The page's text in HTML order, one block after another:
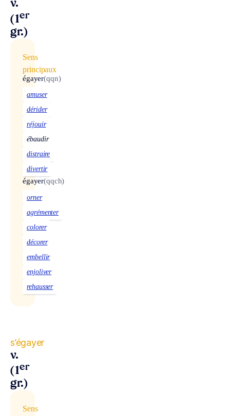
v.
(1er
gr.)
Sens
principaux
égayer(qqn)
amuser
dérider
réjouir
ébaudir
distraire
divertir
égayer(qqch)
orner
agrémenter
colorer
décorer
embellir
enjoliver
rehausser
s’égayer
v.
(1er
gr.)
Sens